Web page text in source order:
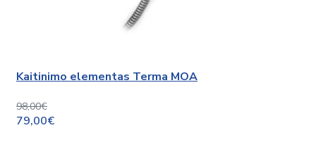
Kaitinimo elementas Terma MOA
98,00€
79,00€